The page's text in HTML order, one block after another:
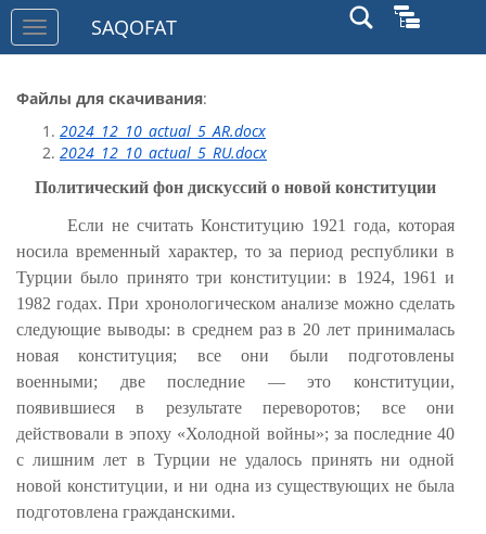
Toggle
navigation
SAQOFAT
Файлы для скачивания:
2024_12_10_actual_5_AR.docx
2024_12_10_actual_5_RU.docx
Политический фон дискуссий о новой конституции
Если не считать Конституцию 1921 года, которая
носила временный характер, то за период республики в
Турции было принято три конституции: в 1924, 1961 и
1982 годах. При хронологическом анализе можно сделать
следующие выводы: в среднем раз в 20 лет принималась
новая конституция; все они были подготовлены
военными; две последние — это конституции,
появившиеся в результате переворотов; все они
действовали в эпоху «Холодной войны»; за последние 40
с лишним лет в Турции не удалось принять ни одной
новой конституции, и ни одна из существующих не была
подготовлена гражданскими.